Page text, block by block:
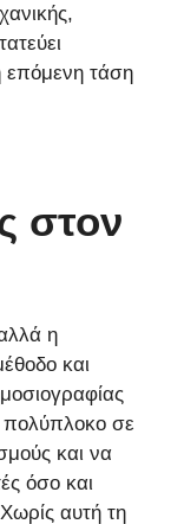
επόμενη τάση
στον
η
και
πολύπλοκο σε
και να
όσο και
αυτή τη